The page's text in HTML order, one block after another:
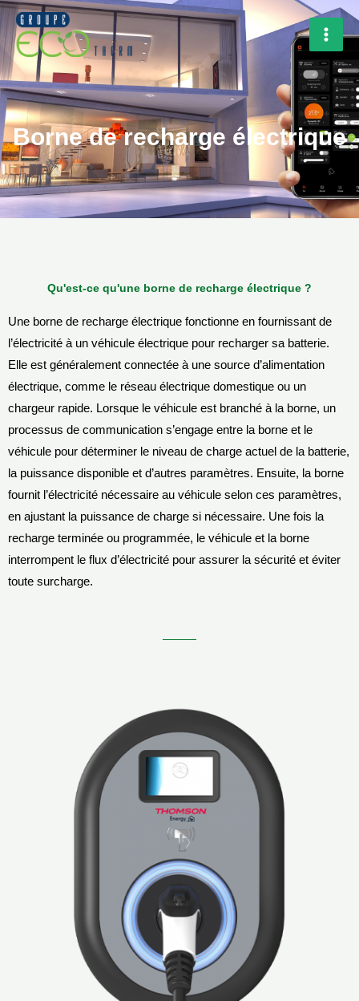
Aller
au
contenu
Borne de recharge électrique
Qu'est-ce qu'une borne de recharge électrique ?
Une borne de recharge électrique fonctionne en fournissant de
l’électricité à un véhicule électrique pour recharger sa batterie.
Elle est généralement connectée à une source d’alimentation
électrique, comme le réseau électrique domestique ou un
chargeur rapide. Lorsque le véhicule est branché à la borne, un
processus de communication s’engage entre la borne et le
véhicule pour déterminer le niveau de charge actuel de la batterie,
la puissance disponible et d’autres paramètres. Ensuite, la borne
fournit l’électricité nécessaire au véhicule selon ces paramètres,
en ajustant la puissance de charge si nécessaire. Une fois la
recharge terminée ou programmée, le véhicule et la borne
interrompent le flux d’électricité pour assurer la sécurité et éviter
toute surcharge.
Rechercher